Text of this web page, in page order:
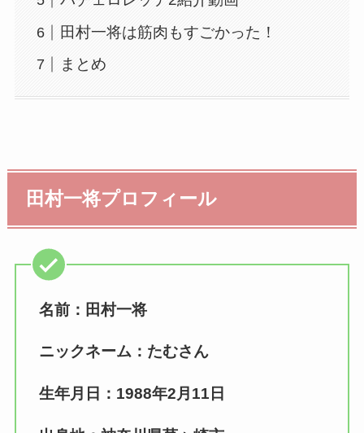
田村一将は筋肉もすごかった！
まとめ
田村一将プロフィール
名前：田村一将
ニックネーム：たむさん
生年月日：1988年2月11日